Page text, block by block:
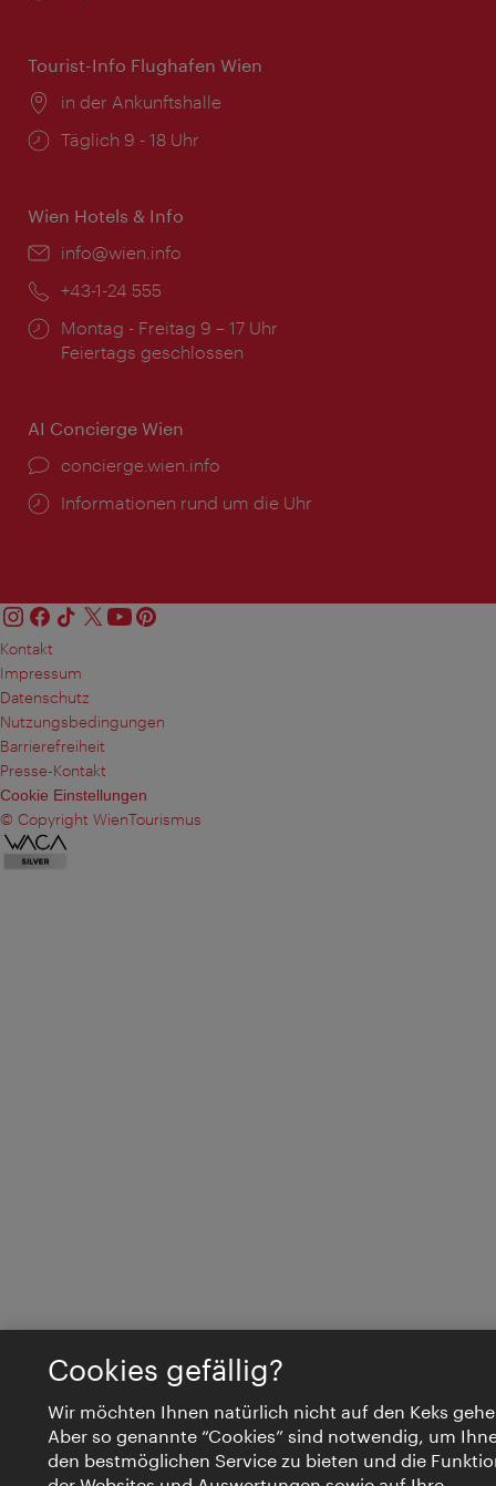
Tourist-Info Flughafen Wien
Ort:
in der Ankunftshalle
Öffnungszeiten:
Täglich 9 - 18 Uhr
Wien Hotels & Info
Email:
info@wien.info
Telefon:
+43-1-24 555
Öffnungszeiten:
Montag - Freitag 9 – 17 Uhr
Feiertags geschlossen
AI Concierge Wien
Ort:
concierge.wien.info
Öffnungszeiten:
Informationen rund um die Uhr
Kontakt
Impressum
Datenschutz
Nutzungsbedingungen
Barrierefreiheit
Presse-Kontakt
Cookie Einstellungen
© Copyright WienTourismus
Cookies gefällig?
Wir möchten Ihnen natürlich nicht auf den Keks
Aber so genannte “Cookies” sind notwendig, um
den bestmöglichen Service zu bieten und die